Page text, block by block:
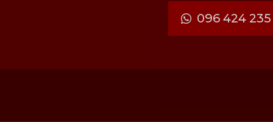
096 424 235